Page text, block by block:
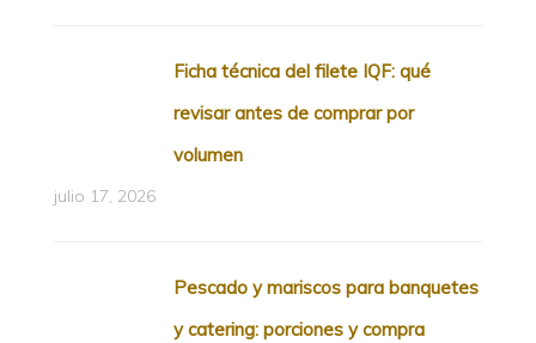
Ficha técnica del filete IQF: qué
revisar antes de comprar por
volumen
julio 17, 2026
Pescado y mariscos para banquetes
y catering: porciones y compra